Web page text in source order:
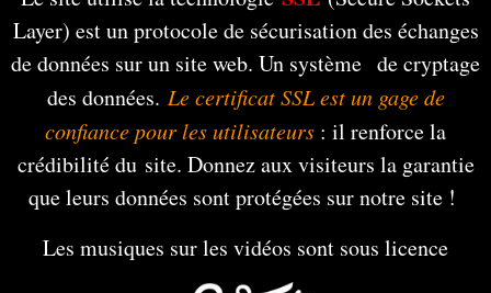
Layer) est un protocole de sécurisation des échanges
de données sur un site web. Un système de cryptage
des données. Le certificat SSL est un gage de
confiance pour les utilisateurs : il renforce la
crédibilité du site. Donnez aux visiteurs la garantie
que leurs données sont protégées sur notre site !
Les musiques sur les vidéos sont sous licence